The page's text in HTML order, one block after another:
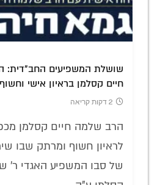
שושלת המשפיעים החב"דית:
חיים קסלמן בראיון אישי
2 דקות קריאה
הרב שלמה חיים קסלמן
לראיון חשוף ומרתק שבו
של סבו המשפיע האגדי ר'